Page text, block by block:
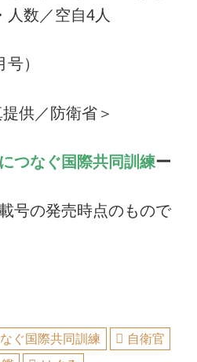
人数／空自4人
）
供／防衛省＞
つなぐ国際共同訓練ー
号の発売時点のもので
ぐ国際共同訓練
自衛官